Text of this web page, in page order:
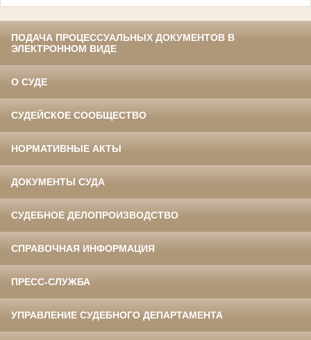
ПОДАЧА ПРОЦЕССУАЛЬНЫХ ДОКУМЕНТОВ В
ЭЛЕКТРОННОМ ВИДЕ
О СУДЕ
СУДЕЙСКОЕ СООБЩЕСТВО
НОРМАТИВНЫЕ АКТЫ
ДОКУМЕНТЫ СУДА
СУДЕБНОЕ ДЕЛОПРОИЗВОДСТВО
СПРАВОЧНАЯ ИНФОРМАЦИЯ
ПРЕСС-СЛУЖБА
УПРАВЛЕНИЕ СУДЕБНОГО ДЕПАРТАМЕНТА